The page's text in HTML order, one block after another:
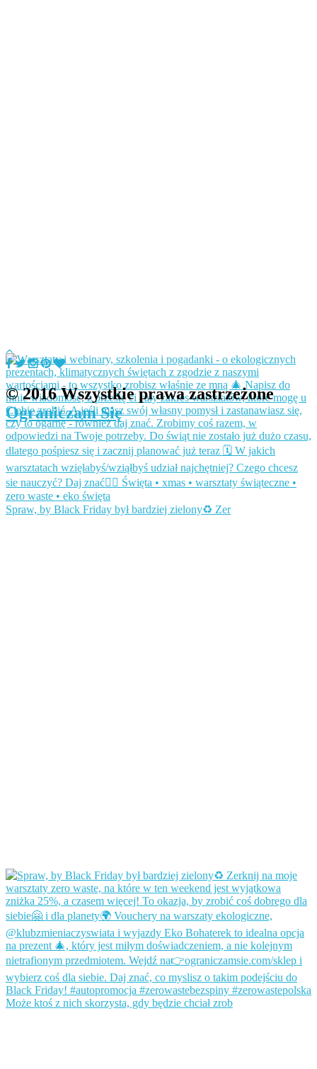
Spraw, by Black Friday był bardziej zielony♻️ Zer
Może ktoś z nich skorzysta, gdy będzie chciał zrob
© 2016 Wszystkie prawa zastrzeżone
Ograniczam Się